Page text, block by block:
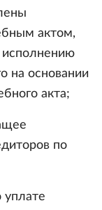
актом,
исполнению
на основании
акта;
по
уплате